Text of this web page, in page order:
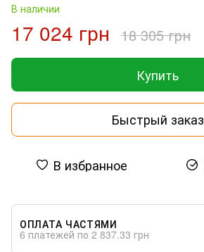
В наличии
17 024 грн 18 305 грн
Купить
Быстрый заказ
В избранное
ОПЛАТА ЧАСТЯМИ
6 платежей по 2 837.33 грн